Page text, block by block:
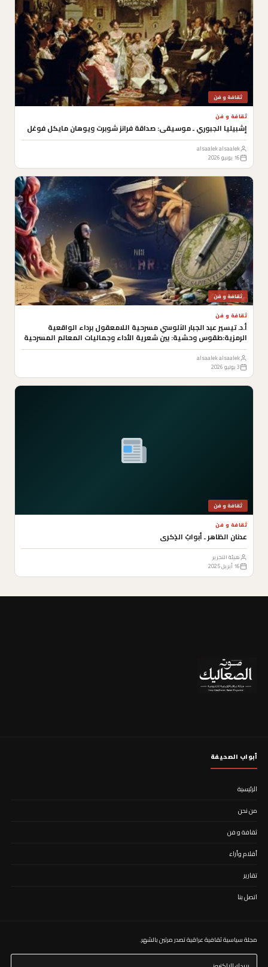
ثقافة و فن
ثقافة و فن
إشبيليا الجبوري ـ موسيقى: صداقة فرانز شوبرت ويوهان مايكل فوغل
alsaalek alsaalek
16 يونيو 2026
ثقافة و فن
ثقافة و فن
أ.د. تيسير عبد الجبار الآلوسي مسرحية اللامعقول برداء الواقعية
الرمزية:طقوس وحشية: بين شعرية الأداء وجماليات المعالم المسرحية
alsaalek alsaalek
3 يوليو 2026
ثقافة و فن
ثقافة و فن
عدنان الظاهر ـ أبوابُ الذِكرى
هيئة التحرير
16 أبريل 2025
أبواب الصحيفة
الرئيسية
من نحن
ثقافة و فن
أقلام وأراء
تقارير
اتصل بنا
مجلة سياسية ثقافية عراقية تصدر مرتين بالشهر. ​